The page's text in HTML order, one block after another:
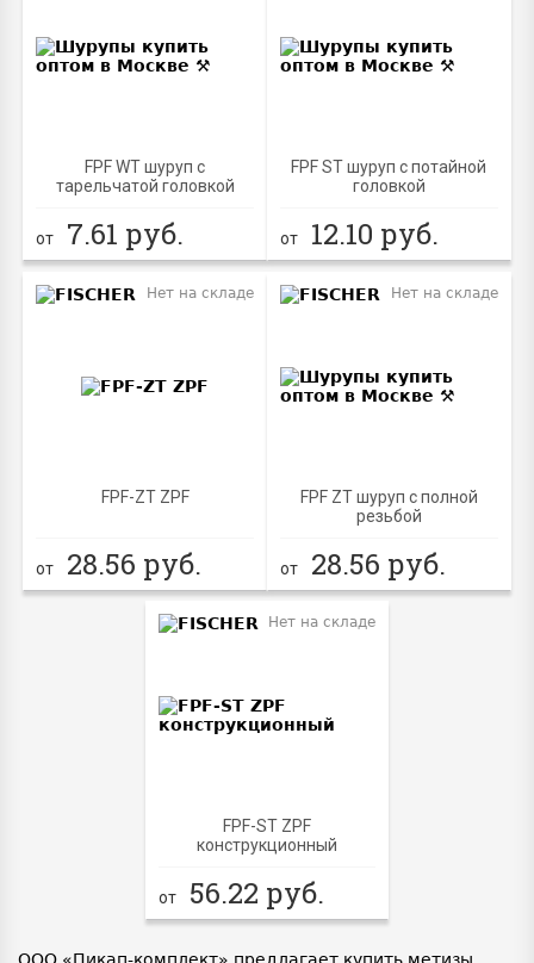
FPF WT шуруп с
тарельчатой головкой
от 7.61 руб.
FPF ST шуруп с потайной
головкой
от 12.10 руб.
FPF-ZT ZPF
Нет на складе
от 28.56 руб.
FPF ZT шуруп с полной
резьбой
Нет на складе
от 28.56 руб.
FPF-ST ZPF
конструкционный
Нет на складе
от 56.22 руб.
ООО «Пикап-комплект» предлагает купить метизы